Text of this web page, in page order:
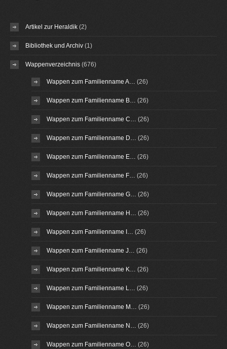
Artikel zur Heraldik (2)
Bibliothek und Archiv (1)
Wappenverzeichnis (676)
Wappen zum Familienname A… (26)
Wappen zum Familienname B… (26)
Wappen zum Familienname C… (26)
Wappen zum Familienname D… (26)
Wappen zum Familienname E… (26)
Wappen zum Familienname F… (26)
Wappen zum Familienname G… (26)
Wappen zum Familienname H… (26)
Wappen zum Familienname I… (26)
Wappen zum Familienname J… (26)
Wappen zum Familienname K… (26)
Wappen zum Familienname L… (26)
Wappen zum Familienname M… (26)
Wappen zum Familienname N… (26)
Wappen zum Familienname O… (26)